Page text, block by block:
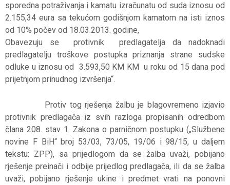
sporedna potraživanja i kamatu izračunatu od suda iznosu od
2.155,34 eura sa tekućom godišnjom kamatom na isti iznos
od 10% počev od 18.03.2013. godine,
Obavezuju se protivnik predlagatelja da nadoknadi
predlagatelju troškove postupka priznanja strane sudske
odluke u iznosu od 3.593,50 KM KM u roku od 15 dana pod
prijetnjom prinudnog izvršenja“.
Protiv tog rješenja žalbu je blagovremeno izjavio
protivnik predlagača iz svih razloga propisanih odredbom
člana 208. stav 1. Zakona o parničnom postupku („Službene
novine F BiH“ broj 53/03, 73/05, 19/06 i 98/15, u daljem
tekstu: ZPP), sa prijedlogom da se žalba uvaži, pobijano
rješenje preinači i odbije prijedlog predlagača, ili da se žalba
uvaži, pobijano rješenje ukine i predmet vrati na ponovni